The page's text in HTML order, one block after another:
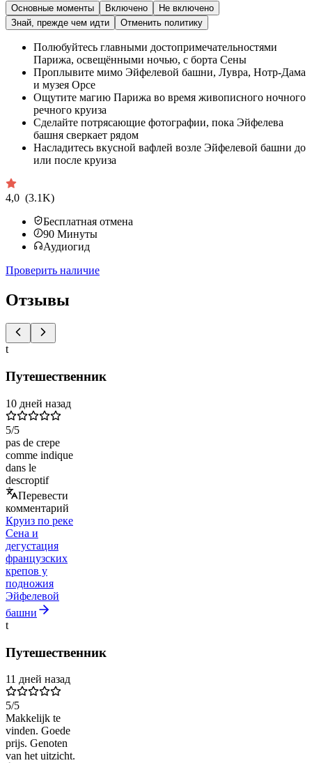
Основные моменты Включено
Не включено
Знай, прежде чем идти
Отменить политику
Полюбуйтесь главными достопримечательностями
Парижа, освещёнными ночью, с борта Сены
Проплывите мимо Эйфелевой башни, Лувра, Нотр-Дама
и музея Орсе
Ощутите магию Парижа во время живописного ночного
речного круиза
Сделайте потрясающие фотографии, пока Эйфелева
башня сверкает рядом
Насладитесь вкусной вафлей возле Эйфелевой башни до
или после круиза
4,0 (3.1K)
Бесплатная отмена
90 Минуты
Аудиогид
Проверить наличие
Отзывы
t
Путешественник
10 дней назад
5/5
pas de crepe
comme indique
dans le
descroptif
Перевести
комментарий
Круиз по реке
Сена и
дегустация
французских
крепов у
подножия
Эйфелевой
башни
t
Путешественник
11 дней назад
5/5
Makkelijk te
vinden. Goede
prijs. Genoten
van het uitzicht.